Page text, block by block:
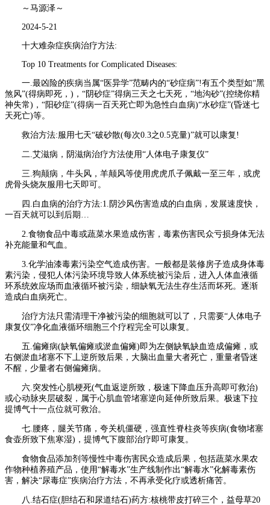
～马源泽～
2024-5-21
十大难杂症疾病治疗方法:
Top 10 Treatments for Complicated Diseases:
一.最凶险的疾病当属“医异学”范畴内的“砂症病”!有五个类型如“黑
煞风”(得病即死，)，“阴砂症”得病三天之七天死，“地沟砂”(控绕你精
神失常)，“阳砂症”(得病一百天死亡即为急性白血病)“水砂症”(昏迷七
天死亡)等。
救治方法:服用七天“破砂散(每次0.3之0.5克量)”就可以康复!
二.艾滋病，阴滋病治疗方法使用“人体电子康复仪”
三.狗颠病，牛头风，羊颠风等使用虎虎爪子佩戴一至三年，或虎
虎骨头烧灰服用七天即可。
四.白血病的治疗方法:1.阴沙风伤害造成的白血病，发展速度快，
一百天就可以到后期…
2.食物食品中毒或蔬菜水果造成伤害，毒素伤害民众亏损身体无法
补充能量和气血。
3.化学油漆毒素污染空气造成伤害。一般都是装修房子造成身体毒
素污染，侵犯人体污染环境导致人体系统被污染后，进入人体血液循
环系统效应场而血液循环被污染，细缺氧无法生存生活而坏死。逐渐
造成白血病死亡。
治疗方法只需清理干净被污染的细胞就可以了，只需要“人体电子
康复仪”净化血液循环细胞三个疗程完全可以康复。
五.偏瘫病(缺氧偏瘫或淤血偏瘫)即为左侧缺氧缺血造成偏瘫，或
右侧淤血堵塞不下丄逆所致后果，大脑出血量大者死亡，重量者昏迷
不醒，少量者右侧偏瘫病。
六.突发性心肌梗死(气血返逆所致，极速下降血压升高即可救治)
或心动脉夹层破裂，属于心肌血管堵塞逆向延伸所致后果。极速下拉
提博气十一点位就可救治。
七.腰疼，腿关节痛，夸关机僵硬，强直性脊柱炎等疾病(食物堵塞
食壶所致下焦寒湿)，提博气下腹部治疗即可康复。
食物食品添加剂等慢性中毒伤害民众造成后果，包括蔬菜水果农
作物种植养殖产品，使用“解毒水”生产线制作出“解毒水”化解毒素伤
害，解决“尿毒症”疾病治疗方法，不再承受化疗或透析痛苦。
八.结石症(胆结石和尿道结石)药方:核桃带皮打碎三个，益母草20